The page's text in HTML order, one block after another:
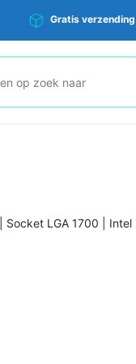
Gratis
Socket LGA 1700 |